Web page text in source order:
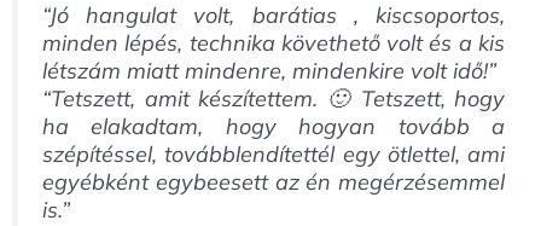
“Jó hangulat volt, barátias , kiscsoportos,
minden lépés, technika követhető volt és a kis
létszám miatt mindenre, mindenkire volt idő!”
“Tetszett, amit készítettem. 🙂 Tetszett, hogy
ha elakadtam, hogy hogyan tovább a
szépítéssel, továbblendítettél egy ötlettel, ami
egyébként egybeesett az én megérzésemmel
is.”